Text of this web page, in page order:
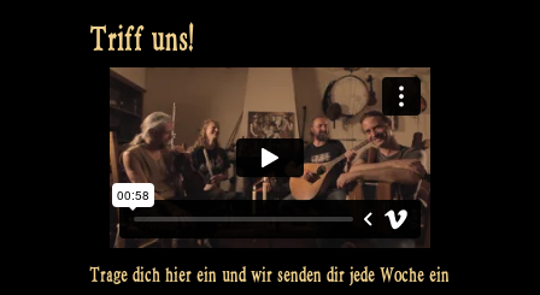
Overijssel,
Zwolle
NL“
Triff uns!
Trage dich hier ein und wir senden dir jede Woche ein